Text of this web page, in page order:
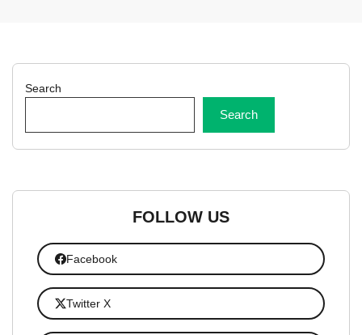
Search
Search
FOLLOW US
Facebook
Twitter X